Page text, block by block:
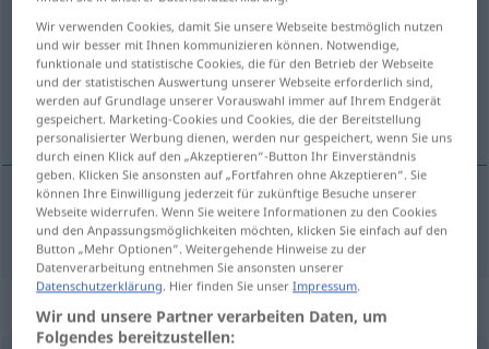
Übersicht aller Übersetzungen
(Für mehr Details die Übersetzung anklicken/antippen)
curar
curar (de) heilenvon
„heilen“: intransitives Verb
Wir verwenden Cookies, damit Sie unsere Webseite bestmöglich nutzen
und wir besser mit Ihnen kommunizieren können. Notwendige,
funktionale und statistische Cookies, die für den Betrieb der Webseite
und der statistischen Auswertung unserer Webseite erforderlich sind,
werden auf Grundlage unserer Vorauswahl immer auf Ihrem Endgerät
gespeichert. Marketing-Cookies und Cookies, die der Bereitstellung
personalisierter Werbung dienen, werden nur gespeichert, wenn Sie uns
durch einen Klick auf den „Akzeptieren“-Button Ihr Einverständnis
geben. Klicken Sie ansonsten auf „Fortfahren ohne Akzeptieren“. Sie
können Ihre Einwilligung jederzeit für zukünftige Besuche unserer
Webseite widerrufen. Wenn Sie weitere Informationen zu den Cookies
und den Anpassungsmöglichkeiten möchten, klicken Sie einfach auf den
Button „Mehr Optionen“. Weitergehende Hinweise zu der
Datenverarbeitung entnehmen Sie ansonsten unserer
Datenschutzerklärung. Hier finden Sie unserImpressum.
Wir und unsere Partner verarbeiten Daten, um
Folgendes bereitzustellen: